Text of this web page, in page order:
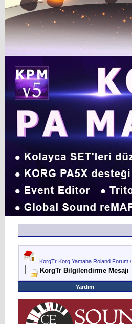
KorgTr Korg Yamaha Roland Forum
KorgTr Bilgilendirme Mesajı
Yardım